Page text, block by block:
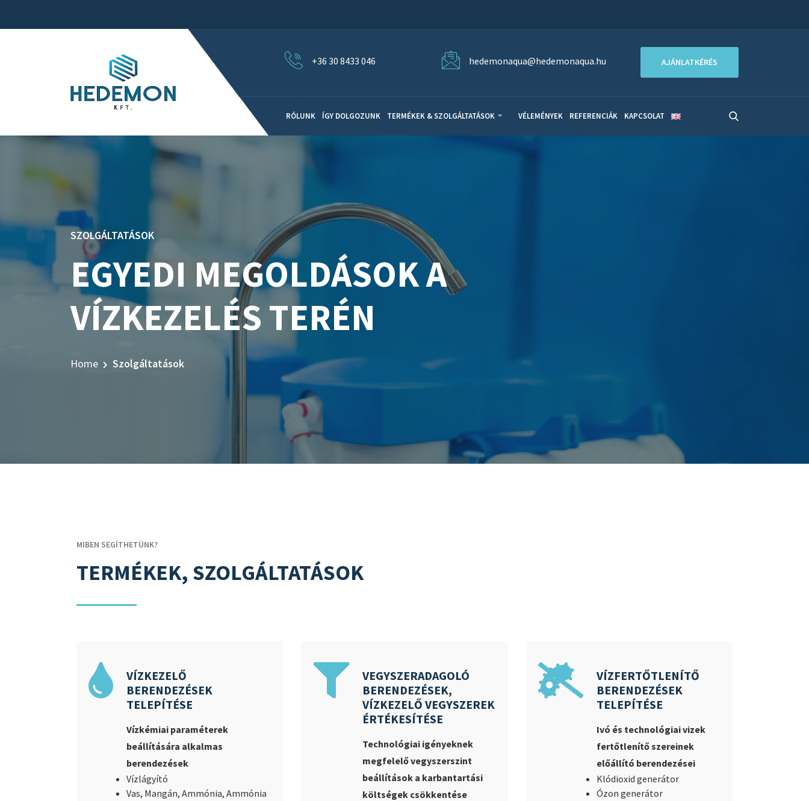
+36 30 8433 046 hedemonaqua@hedemonaqua.hu AJÁNLATKÉRÉS
RÓLUNK ÍGY DOLGOZUNK TERMÉKEK & SZOLGÁLTATÁSOK VÉLEMÉNYEK REFERENCIÁK KAPCSOLAT
SZOLGÁLTATÁSOK
EGYEDI MEGOLDÁSOK A
VÍZKEZELÉS TERÉN
Home Szolgáltatások
MIBEN SEGÍTHETÜNK?
TERMÉKEK, SZOLGÁLTATÁSOK
VÍZKEZELŐ
BERENDEZÉSEK
TELEPÍTÉSE
Vízkémiai paraméterek
beállítására alkalmas
berendezések
Vízlágyító
Vas, Mangán, Ammónia, Ammónia
VEGYSZERADAGOLÓ
BERENDEZÉSEK,
VÍZKEZELŐ VEGYSZEREK
ÉRTÉKESÍTÉSE
Technológiai igényeknek
megfelelő vegyszerszint
beállítások a karbantartási
költségek csökkentése
VÍZFERTŐTLENÍTŐ
BERENDEZÉSEK
TELEPÍTÉSE
Ivó és technológiai vizek
fertőtlenítő szereinek
előállító berendezései
Klódioxid generátor
Ózon generátor